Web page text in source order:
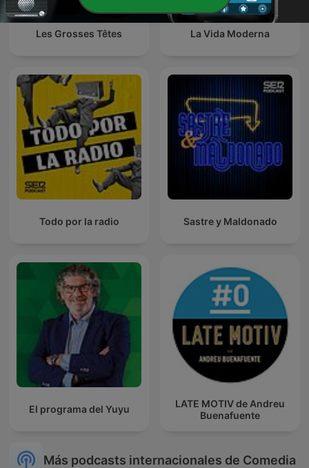
Les Grosses Têtes La Vida Moderna
Todo por la radio Sastre y Maldonado
El programa del Yuyu
LATE MOTIV de Andreu
Buenafuente
Más podcasts internacionales de Comedia